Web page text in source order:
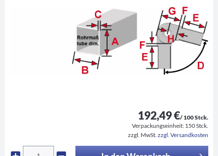
192,49 €/ 100 Stck.
Verpackungseinheit: 150 Stck.
zzgl. MwSt. zzgl. Versandkosten